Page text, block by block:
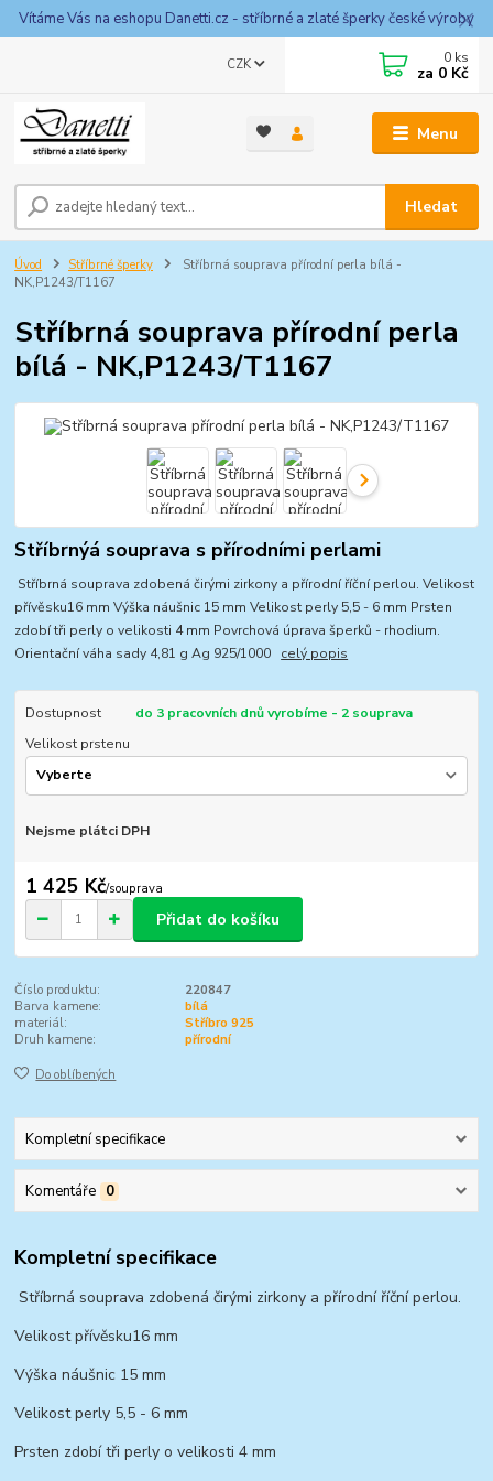
Vítáme Vás na eshopu Danetti.cz - stříbrné a zlaté šperky české výroby
Menu
CZK
Hledat
0 ks
za 0 Kč
Úvod Stříbrné šperky
Stříbrná souprava přírodní perla bílá -
NK,P1243/T1167
Stříbrná souprava přírodní perla
bílá - NK,P1243/T1167
Stříbrnýá souprava s přírodními perlami
Stříbrná souprava zdobená čirými zirkony a přírodní říční perlou. Velikost
přívěsku16 mm Výška náušnic 15 mm Velikost perly 5,5 - 6 mm Prsten
zdobí tři perly o velikosti 4 mm Povrchová úprava šperků - rhodium.
Orientační váha sady 4,81 g Ag 925/1000 celý popis
Dostupnost
do 3 pracovních dnů vyrobíme - 2 souprava
Velikost prstenu
Nejsme plátci DPH
1 425 Kč/souprava
Přidat do košíku
Číslo produktu:
220847
Barva kamene:
bílá
materiál:
Stříbro 925
Druh kamene:
přírodní
Do oblíbených
Kompletní specifikace
Komentáře 0
Kompletní specifikace
Stříbrná souprava zdobená čirými zirkony a přírodní říční perlou.
Velikost přívěsku16 mm
Výška náušnic 15 mm
Velikost perly 5,5 - 6 mm
Prsten zdobí tři perly o velikosti 4 mm